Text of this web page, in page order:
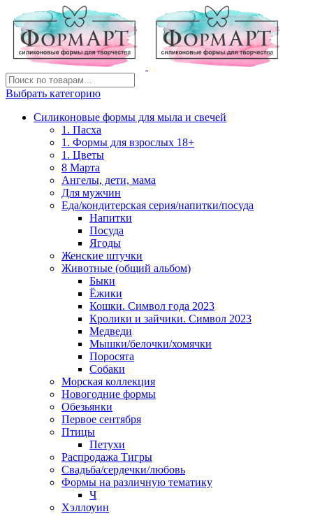
Выбрать категорию
Силиконовые формы для мыла и свечей
1. Пасха
1. Формы для взрослых 18+
1. Цветы
8 Марта
Ангелы, дети, мама
Для мужчин
Еда/кондитерская серия/напитки/посуда
Напитки
Посуда
Ягоды
Женские штучки
Животные (общий альбом)
Быки
Ёжики
Кошки. Символ года 2023
Кролики и зайчики. Символ 2023
Медведи
Мышки/белочки/хомячки
Поросята
Собаки
Морская коллекция
Новогодние формы
Обезьянки
Первое сентября
Птицы
Петухи
Распродажа Тигры
Свадьба/сердечки/любовь
Формы на различную тематику
Ч
Хэллоуин